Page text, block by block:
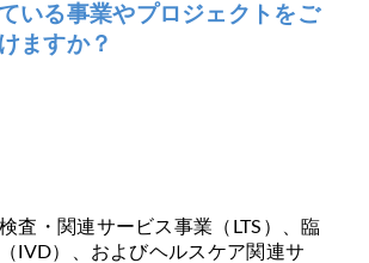
いる事業やプロジェクトをご
ますか？
査・関連サービス事業（LTS）、臨
IVD）、およびヘルスケア関連サ